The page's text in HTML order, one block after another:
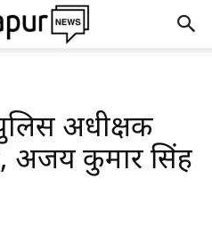
अधीक्षक
अजय कुमार सिंह